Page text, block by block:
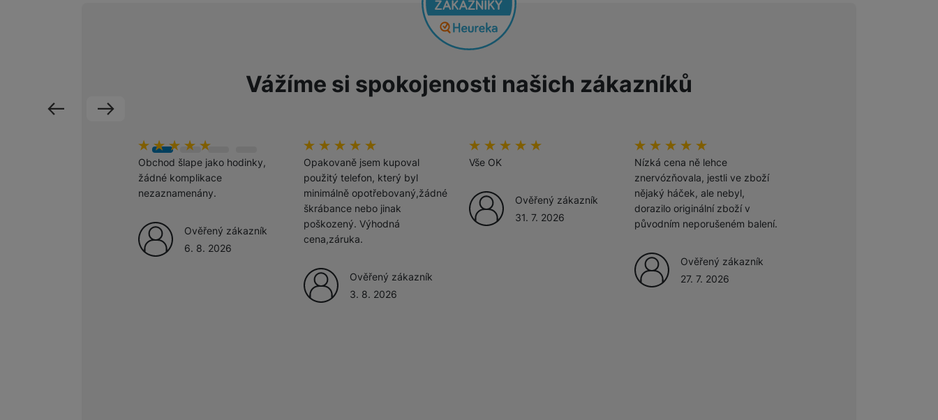
Marketingové cookies používáme my nebo naši partneři, abychom vám mohli zobrazit vhodné obsahy nebo reklamy jak
Vážíme si spokojenosti našich zákazníků
hodnoceni_zakazniku
100%
Obchod šlape jako hodinky,
žádné komplikace
nezaznamenány.
Ověřený zákazník
6. 8. 2026
hodnoceni_zakazniku
100%
Opakovaně jsem kupoval
použitý telefon, který byl
minimálně opotřebovaný,žádné
škrábance nebo jinak
poškozený. Výhodná
cena,záruka.
Ověřený zákazník
3. 8. 2026
hodnoceni_zakazniku
100%
Vše OK
Ověřený zákazník
31. 7. 2026
hodnoceni_zakazniku
100%
Nízká cena ně lehce
znervózňovala, jestli ve zboží
nějaký háček, ale nebyl,
dorazilo originální zboží v
původním neporušeném balení.
Ověřený zákazník
27. 7. 2026